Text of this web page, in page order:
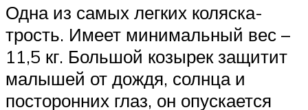
Одна из самых легких коляска-
трость. Имеет минимальный вес –
11,5 кг. Большой козырек защитит
малышей от дождя, солнца и
посторонних глаз, он опускается